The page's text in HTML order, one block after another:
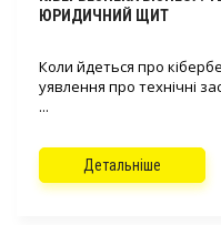
ЮРИДИЧНИЙ ЩИТ
Коли йдеться про
уявлення про технічні
...
Детальніше